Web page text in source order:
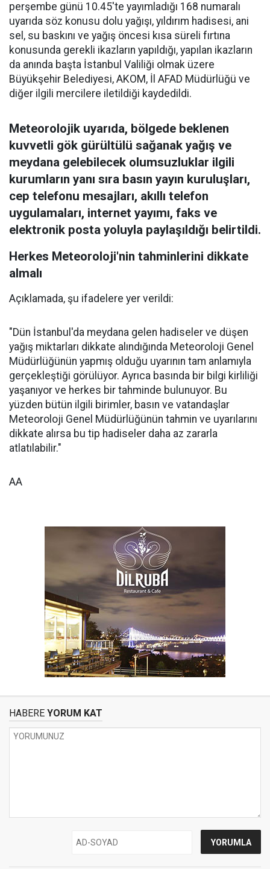
perşembe günü 10.45'te yayımladığı 168 numaralı
uyarıda söz konusu dolu yağışı, yıldırım hadisesi, ani
sel, su baskını ve yağış öncesi kısa süreli fırtına
konusunda gerekli ikazların yapıldığı, yapılan ikazların
da anında başta İstanbul Valiliği olmak üzere
Büyükşehir Belediyesi, AKOM, İl AFAD Müdürlüğü ve
diğer ilgili mercilere iletildiği kaydedildi.
Meteorolojik uyarıda, bölgede beklenen
kuvvetli gök gürültülü sağanak yağış ve
meydana gelebilecek olumsuzluklar ilgili
kurumların yanı sıra basın yayın kuruluşları,
cep telefonu mesajları, akıllı telefon
uygulamaları, internet yayımı, faks ve
elektronik posta yoluyla paylaşıldığı belirtildi.
Herkes Meteoroloji'nin tahminlerini dikkate
almalı
Açıklamada, şu ifadelere yer verildi:
"Dün İstanbul'da meydana gelen hadiseler ve düşen
yağış miktarları dikkate alındığında Meteoroloji Genel
Müdürlüğünün yapmış olduğu uyarının tam anlamıyla
gerçekleştiği görülüyor. Ayrıca basında bir bilgi kirliliği
yaşanıyor ve herkes bir tahminde bulunuyor. Bu
yüzden bütün ilgili birimler, basın ve vatandaşlar
Meteoroloji Genel Müdürlüğünün tahmin ve uyarılarını
dikkate alırsa bu tip hadiseler daha az zararla
atlatılabilir."
AA
HABERE YORUM KAT